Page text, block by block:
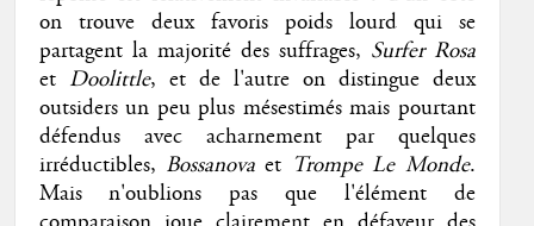
on trouve deux favoris poids lourd qui se
partagent la majorité des suffrages, Surfer Rosa
et Doolittle, et de l'autre on distingue deux
outsiders un peu plus mésestimés mais pourtant
défendus avec acharnement par quelques
irréductibles, Bossanovaet Trompe Le Monde.
Mais n'oublions pas que l'élément de